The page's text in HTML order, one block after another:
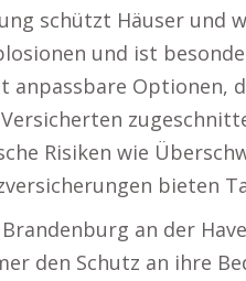
schützt Häuser und
und ist
anpassbare Optionen,
Risiken wie
bieten
an der
den Schutz an ihre